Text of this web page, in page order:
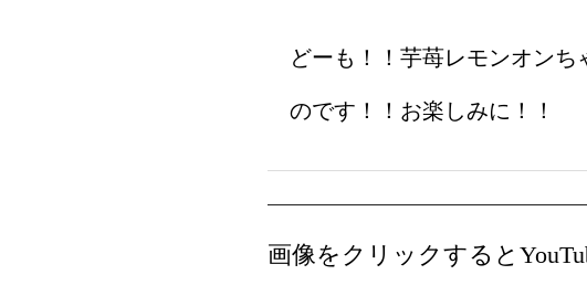
どーも！！芋苺レモンオン
のです！！お楽しみに！！
画像をクリックすると